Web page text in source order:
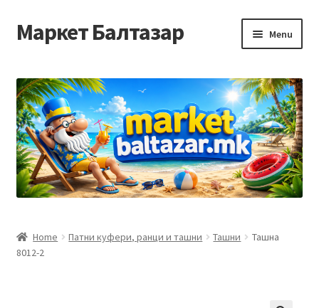
Skip
to
Skip
to
Маркет Балтазар Menu
Checkout
Homepage
Privacy Policy
Контакт
Home Патни куфери, ранци и ташни Ташни
Ташна
8012-2